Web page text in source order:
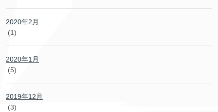
2020年2月
(1)
2020年1月
(5)
2019年12月
(3)